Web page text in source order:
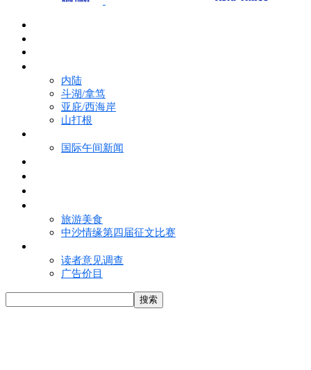
内陆
斗湖/拿笃
亚庇/西海岸
山打根
国际午间新闻
旅游美食
中沙情缘第四届征文比赛
读者意见调查
广告价目